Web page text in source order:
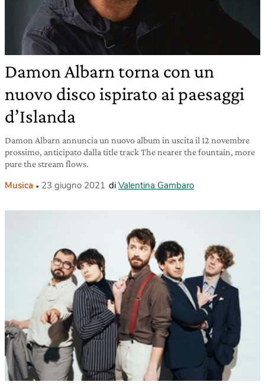
Damon Albarn torna con un
nuovo disco ispirato ai paesaggi
d’Islanda
Damon Albarn annuncia un nuovo album in uscita il 12 novembre
prossimo, anticipato dalla title track The nearer the fountain, more
pure the stream flows.
Musica 23 giugno 2021 di Valentina Gambaro